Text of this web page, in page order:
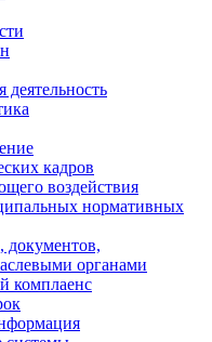
деятельность
кадров
воздействия
нормативных
документов,
органами
комплаенс